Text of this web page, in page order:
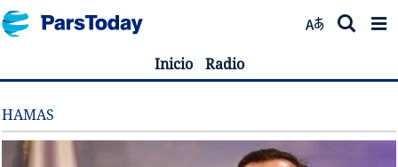
Inicio Radio
HAMAS